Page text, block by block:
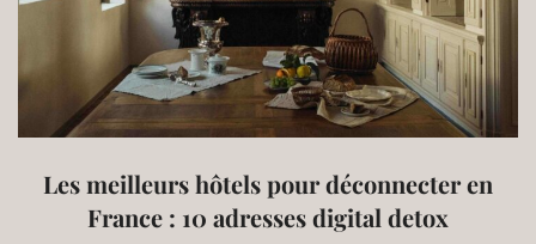
Les meilleurs hôtels pour déconnecter en
France : 10 adresses digital detox